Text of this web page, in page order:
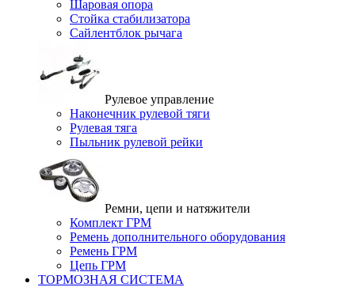
Шаровая опора
Стойка стабилизатора
Сайлентблок рычага
Рулевое управление
Наконечник рулевой тяги
Рулевая тяга
Пыльник рулевой рейки
Ремни, цепи и натяжители
Комплект ГРМ
Ремень дополнительного оборудования
Ремень ГРМ
Цепь ГРМ
ТОРМОЗНАЯ СИСТЕМА